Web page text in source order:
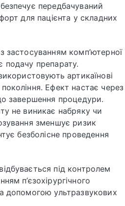
передбачуваний
для пацієнта у складних
застосуванням комп’ютерної
препарату.
артикаїнові
Ефект настає через
завершення процедури.
не виникає набряку чи
зменшує ризик
безболісне проведення
під контролем
п’єзохірургічного
допомогою ультразвукових